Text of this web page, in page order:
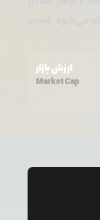
ارزش بازار
Market Cap